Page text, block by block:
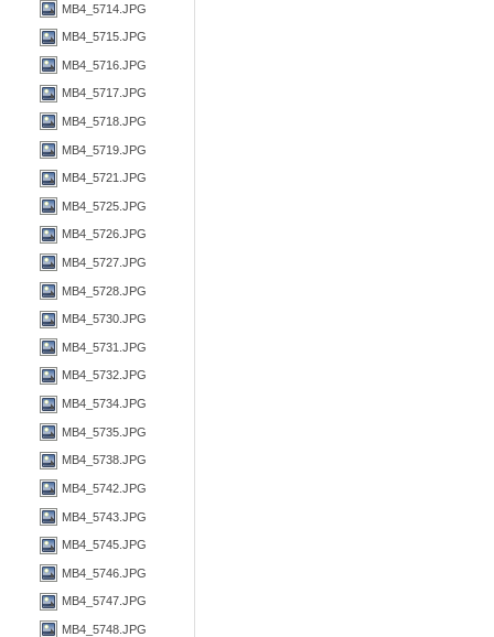
MB4_5714.JPG
MB4_5715.JPG
MB4_5716.JPG
MB4_5717.JPG
MB4_5718.JPG
MB4_5719.JPG
MB4_5721.JPG
MB4_5725.JPG
MB4_5726.JPG
MB4_5727.JPG
MB4_5728.JPG
MB4_5730.JPG
MB4_5731.JPG
MB4_5732.JPG
MB4_5734.JPG
MB4_5735.JPG
MB4_5738.JPG
MB4_5742.JPG
MB4_5743.JPG
MB4_5745.JPG
MB4_5746.JPG
MB4_5747.JPG
MB4_5748.JPG